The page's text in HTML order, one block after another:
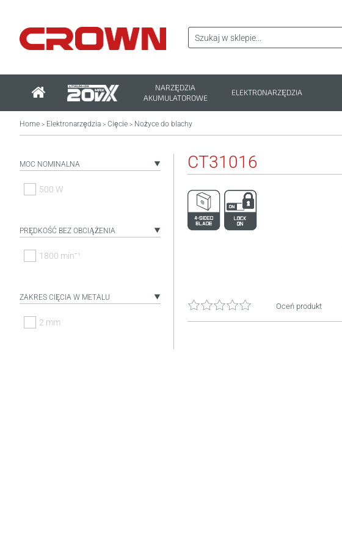
NARZĘDZIA
AKUMULATOROWE
ELEKTRONARZĘDZIA
Home > Elektronarzędzia > Cięcie > Nożyce do blachy
MOC NOMINALNA
500 W
PRĘDKOŚĆ BEZ OBCIĄŻENIA
1800 minˉ¹
ZAKRES CIĘCIA W METALU
2 mm
CT31016
Oceń produkt